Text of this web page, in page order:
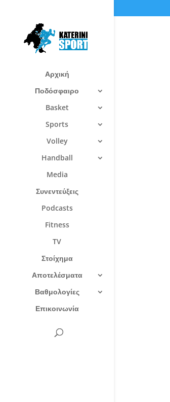
Αρχική
Ποδόσφαιρο
Basket
Sports
Volley
Handball
Media
Συνεντεύξεις
Podcasts
Fitness
TV
Στοίχημα
Αποτελέσματα
Βαθμολογίες
Επικοινωνία